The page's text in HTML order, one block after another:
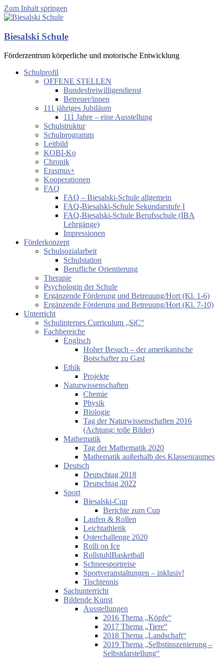
Zum Inhalt springen
Biesalski Schule
Förderzentrum körperliche und motorische Entwicklung
Schulprofil
OFFENE STELLEN
Bundesfreiwilligendienst
Betreuer/innen
111 jähriges Jubiläum
111 Jahre – eine Ausstellung
Schulstruktur
Schulprogramm
Leitbild
KOBI-Ko
Chronik
Erasmus+
Kooperationen
FAQ
FAQ – Biesalski-Schule allgemein
FAQ-Biesalski-Schule Sekundarstufe I
FAQ-Biesalski-Schule Berufsschule (IBA
Lehrgänge)
Impressionen
Förderkonzept
Schulsozialarbeit
Schulstation
Berufliche Orientierung
Therapie
Psychologin der Schule
Ergänzende Förderung und Betreuung/Hort (Kl. 1-6)
Ergänzende Förderung und Betreuung/Hort (Kl. 7-10)
Unterricht
Schulinternes Curriculum „SiC“
Fachbereiche
Englisch
Hoher Besuch – der amerikanische
Botschafter zu Gast
Ethik
Projekte
Naturwissenschaften
Chemie
Physik
Biologie
Tag der Naturwissenschaften 2016
(Achtung: tolle Bilder)
Mathematik
Tag der Mathematik 2020
Mathematik außerhalb des Klassenraumes
Deutsch
Deutschtag 2018
Deutschtag 2022
Sport
Biesalski-Cup
Berichte zum Cup
Laufen & Rollen
Leichtathletik
Osterchallenge 2020
Rolli on Ice
RollstuhlBasketball
Schneesportreise
Sportveranstaltungen – inklusiv!
Tischtennis
Sachunterricht
Bildende Kunst
Ausstellungen
2016 Thema „Köpfe“
2017 Thema „Tiere“
2018 Thema „Landschaft“
2019 Thema „Selbstinszenierung –
Selbstdarstellung“